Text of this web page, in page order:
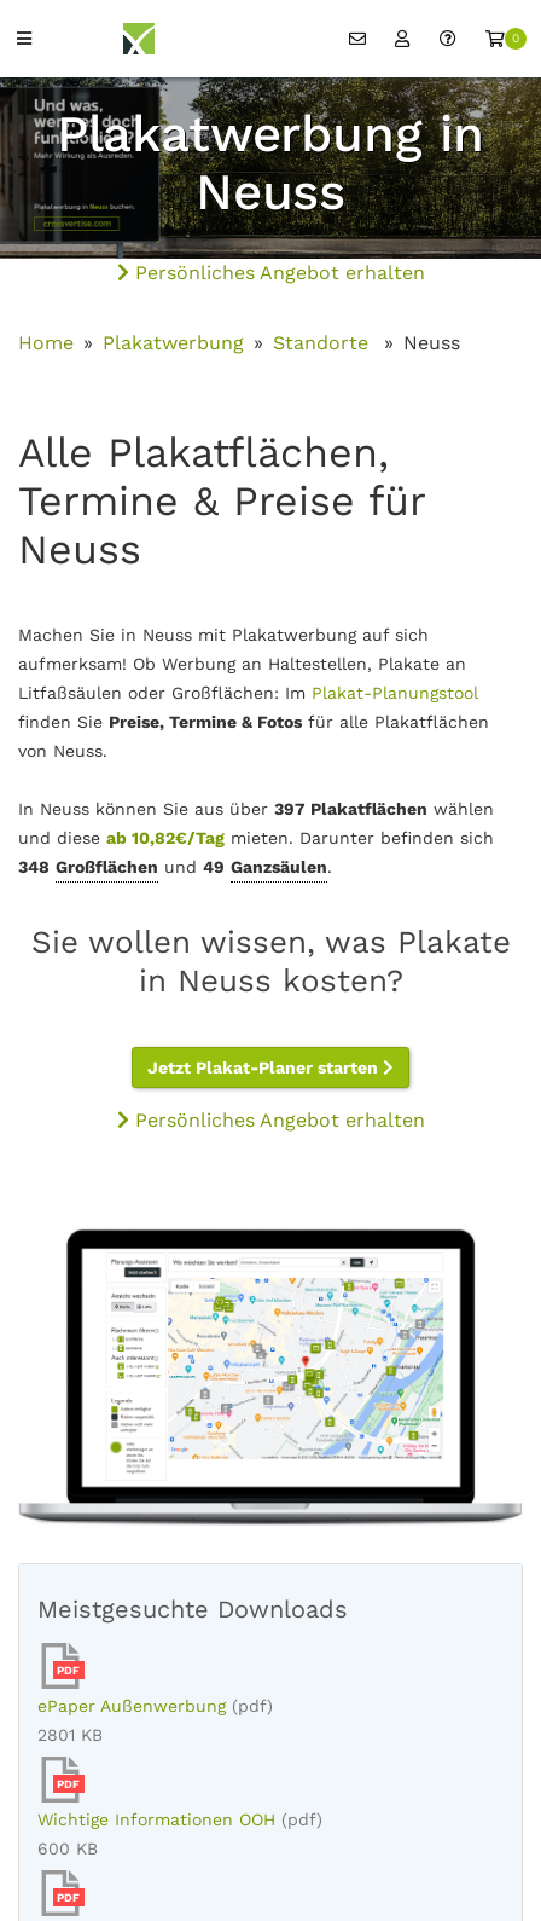
0
Plakatwerbung in
Neuss
Persönliches Angebot erhalten
Home Plakatwerbung Standorte Neuss
Alle Plakatflächen,
Termine & Preise für
Neuss
Machen Sie in Neuss mit Plakatwerbung auf sich
aufmerksam! Ob Werbung an Haltestellen, Plakate an
Litfaßsäulen oder Großflächen: Im Plakat-Planungstool
finden Sie Preise, Termine & Fotos für alle Plakatflächen
von Neuss.
In Neuss können Sie aus über 397 Plakatflächen wählen
und diese ab 10,82€/Tag mieten. Darunter befinden sich
348 Großflächen und 49 Ganzsäulen.
Sie wollen wissen, was Plakate
in Neuss kosten?
Jetzt Plakat-Planer starten
Persönliches Angebot erhalten
Meistgesuchte Downloads
PDF
ePaper Außenwerbung (pdf)
2801 KB
PDF
Wichtige Informationen OOH (pdf)
600 KB
PDF